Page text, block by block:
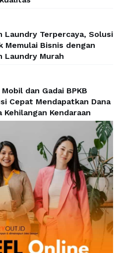
Laundry Terpercaya, Solusi
Memulai Bisnis dengan
Laundry Murah
Mobil dan Gadai BPKB
Cepat Mendapatkan Dana
Kehilangan Kendaraan